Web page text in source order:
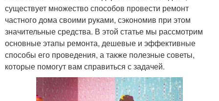
существует множество способов провести ремонт
частного дома своими руками, сэкономив при этом
значительные средства. В этой статье мы рассмотрим
основные этапы ремонта, дешевые и эффективные
способы его проведения, а также полезные советы,
которые помогут вам справиться с задачей.